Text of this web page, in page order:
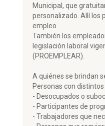
Municipal, que
personalizado. Allí los
empleo.
También los
legislación laboral
(PROEMPLEAR).
A quiénes se brindan
Personas con
- Desocupados o
- Participantes de
- Trabajadores que